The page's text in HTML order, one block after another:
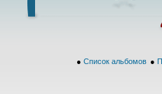
● Список альбомов ●